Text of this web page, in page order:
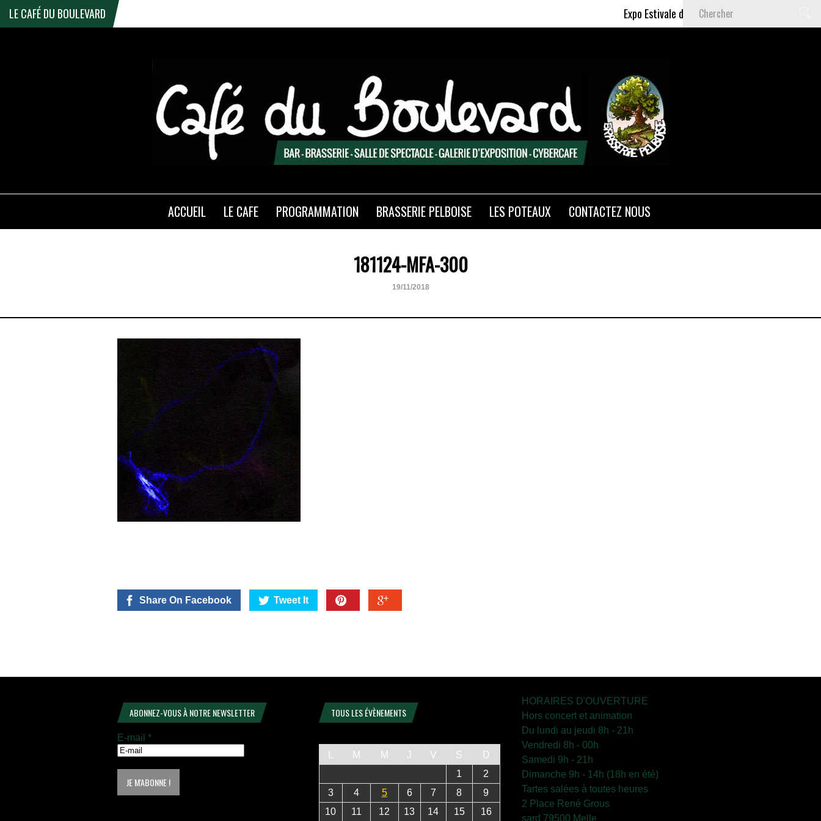
LE CAFÉ DU BOULEVARD Expo Estivale de Céline DELAS - Du 9 Juillet au 6
ACCUEIL LE CAFE PROGRAMMATION BRASSERIE PELBOISE LES POTEAUX CONTACTEZ NOUS
181124-MFA-300
19/11/2018
Share On Facebook Tweet It
ABONNEZ-VOUS À NOTRE NEWSLETTER
E-mail *
TOUS LES ÉVÈNEMENTS
M M J V S
D
1
2
3
4 5 6 7 8
9
10
11 12 13 14 15 16
HORAIRES D'OUVERTURE
Hors concert et animation
Du lundi au jeudi 8h - 21h
Vendredi 8h - 00h
Samedi 9h - 21h
Dimanche 9h - 14h (18h en été)
Tartes salées à toutes heures
2 Place René Grous
sard 79500 Melle